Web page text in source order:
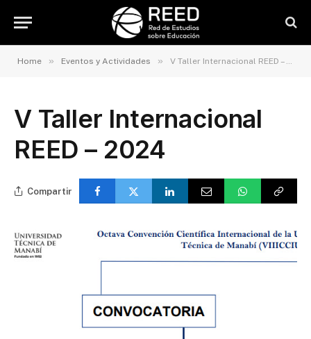
Home » Eventos y Actividades » V Taller Internacional REED – 2024
V Taller Internacional
REED – 2024
Compartir